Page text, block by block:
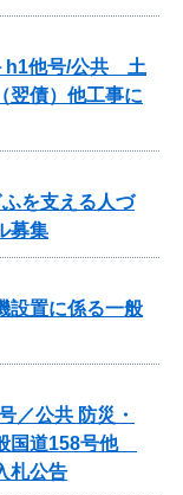
h1他号/公共 土
翌債）他工事に
を支える人づ
募集
設置に係る一般
／公共 防災・
国道158号他
札公告